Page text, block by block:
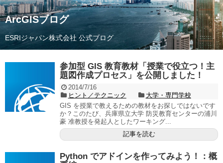
ArcGISブログ
ESRIジャパン株式会社 公式ブログ
参加型 GIS 教育教材「授業で役立つ！主
題図作成プロセス」を公開しました！
2014/7/16
ヒント／テクニック
大学・専門学校
GIS を授業で教えるための教材をお探しではないです
か？このたび、兵庫県立大学 防災教育センターの浦川
豪 准教授を発起人としたワーキング...
記事を読む
Python でアドインを作ってみよう！：概